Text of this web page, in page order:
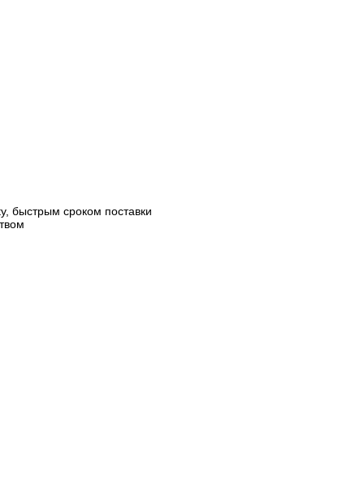
быстрым сроком поставки